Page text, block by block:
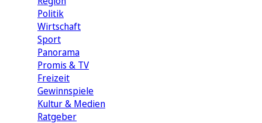
Politik
Wirtschaft
Sport
Panorama
Promis & TV
Freizeit
Gewinnspiele
Kultur & Medien
Ratgeber